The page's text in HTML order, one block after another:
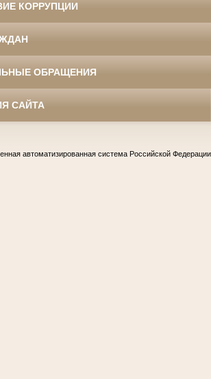
КОРРУПЦИИ
ОБРАЩЕНИЯ
САЙТА
автоматизированная система Российской